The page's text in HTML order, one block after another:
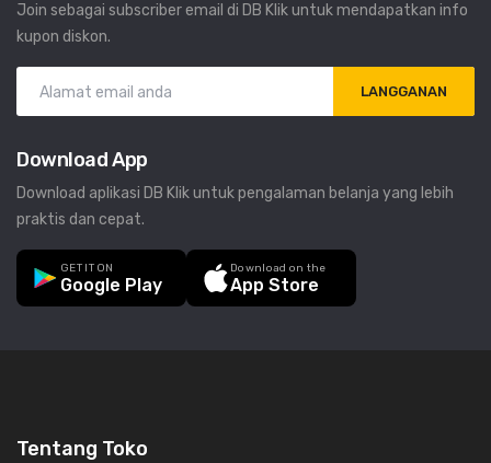
Join sebagai subscriber email di DB Klik untuk mendapatkan info
kupon diskon.
LANGGANAN
Download App
Download aplikasi DB Klik untuk pengalaman belanja yang lebih
praktis dan cepat.
GET IT ON
Google Play
Download on the
App Store
Tentang Toko